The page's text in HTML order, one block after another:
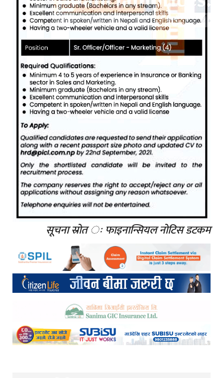
सूचना स्रोत ः फाइनान्सियल नोटिस डटकम